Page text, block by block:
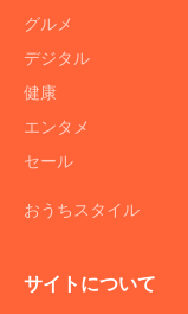
グルメ
デジタル
健康
エンタメ
セール
おうちスタイル
サイトについて